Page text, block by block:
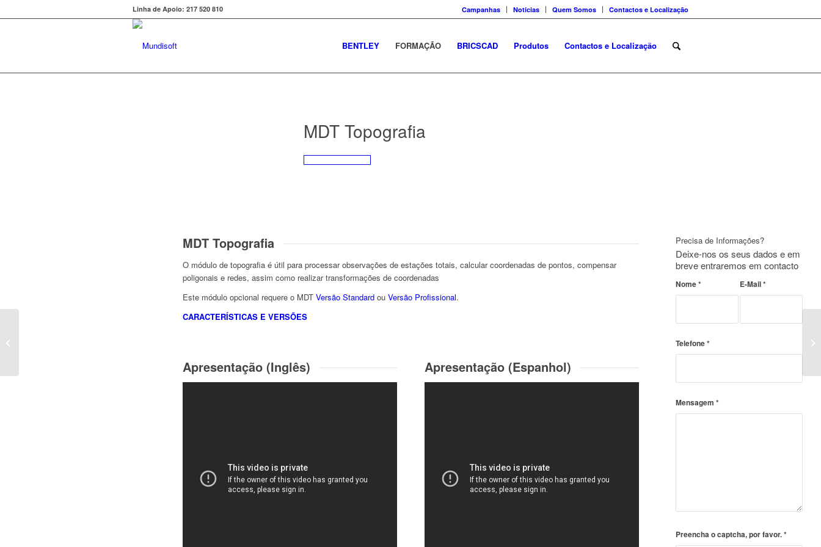
Campanhas Notícias Quem Somos Contactos e Localização
Linha de Apoio: 217 520 810
BENTLEY FORMAÇÃO BRICSCAD Produtos Contactos e Localização
MDT Topografia
MDT Topografia
O módulo de topografia é útil para processar observações de estações totais, calcular coordenadas de pontos, compensar
poligonais e redes, assim como realizar transformações de coordenadas
Este módulo opcional requere o MDT Versão Standard ou Versão Profissional.
CARACTERÍSTICAS E VERSÕES
Apresentação (Inglês) Apresentação (Espanhol)
Precisa de Informações?
Deixe-nos os seus dados e em
breve entraremos em contacto
Nome* E-Mail*
Telefone*
Mensagem *
Preencha o captcha, por favor.*